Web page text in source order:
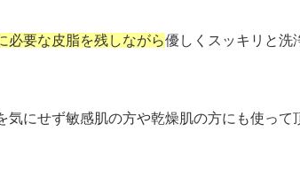
必要な皮脂を残しながら優しくスッキリと洗
にせず敏感肌の方や乾燥肌の方にも使って